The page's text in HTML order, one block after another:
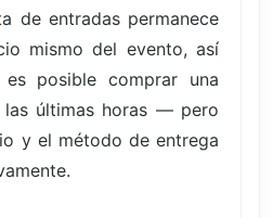
de entradas permanece
mismo del evento, así
es posible comprar una
las últimas horas — pero
y el método de entrega